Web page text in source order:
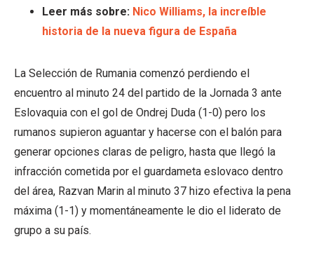
Leer más sobre: Nico Williams, la increíble
historia de la nueva figura de España
La Selección de Rumania comenzó perdiendo el
encuentro al minuto 24 del partido de la Jornada 3 ante
Eslovaquia con el gol de Ondrej Duda (1-0) pero los
rumanos supieron aguantar y hacerse con el balón para
generar opciones claras de peligro, hasta que llegó la
infracción cometida por el guardameta eslovaco dentro
del área, Razvan Marin al minuto 37 hizo efectiva la pena
máxima (1-1) y momentáneamente le dio el liderato de
grupo a su país.